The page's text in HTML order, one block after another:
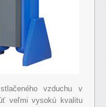
vzduchu v
veľmi vysokú kvalitu